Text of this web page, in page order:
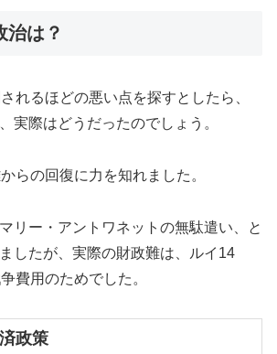
治は？
れるほどの悪い点を探すとしたら、
実際はどうだったのでしょう。
らの回復に力を知れました。
リー・アントワネットの無駄遣い、と
したが、実際の財政難は、ルイ14
費用のためでした。
政策